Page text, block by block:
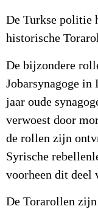
De Turkse politie
historische
De bijzondere
Jobarsynagoge in
jaar oude
verwoest door
de rollen zijn
Syrische
voorheen dit deel
De Torarollen